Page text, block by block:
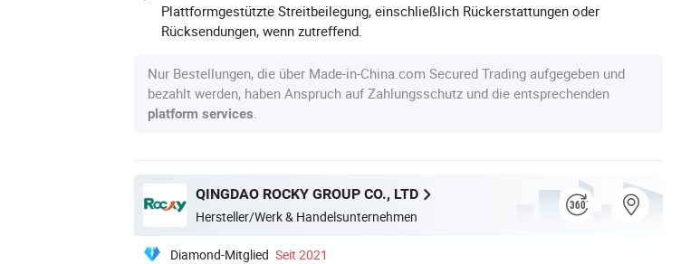
Plattformgestützte Streitbeilegung, einschließlich Rückerstattungen oder
Rücksendungen, wenn zutreffend.
Nur Bestellungen, die über Made-in-China.com Secured Trading aufgegeben und
bezahlt werden, haben Anspruch auf Zahlungsschutz und die entsprechenden
platform services
QINGDAO ROCKY GROUP CO., LTD
Hersteller/Werk & Handelsunternehmen
Diamond-Mitglied Seit 2021